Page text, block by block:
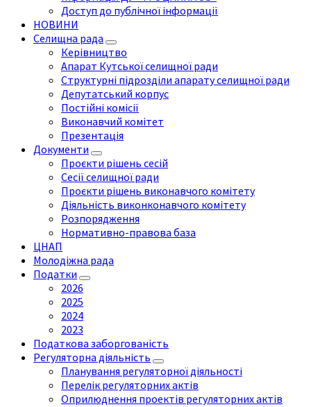
Доступ до публічної інформації
НОВИНИ
Селищна рада
Керівництво
Апарат Кутської селищної ради
Структурні підрозділи апарату селищної ради
Депутатський корпус
Постійні комісії
Виконавчий комітет
Презентація
Документи
Проєкти рішень сесій
Сесії селищної ради
Проєкти рішень виконавчого комітету
Діяльність виконконавчого комітету
Розпорядження
Нормативно-правова база
ЦНАП
Молодіжна рада
Податки
2026
2025
2024
2023
Податкова заборгованість
Регуляторна діяльність
Планування регуляторної діяльності
Перелік регуляторних актів
Оприлюднення проектів регуляторних актів